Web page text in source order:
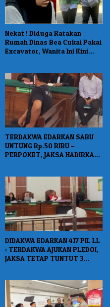
Nekat ! Diduga Ratakan
Rumah Dinas Bea Cukai Pakai
Excavator, Wanita Ini Kini
TERDAKWA EDARKAN SABU
UNTUNG Rp.50 RIBU –
PERPOKET, JAKSA HADIRKAN
DIDAKWA EDARKAN 417 PIL LL
: TERDAKWA AJUKAN PLEDOI,
JAKSA TETAP TUNTUT 3